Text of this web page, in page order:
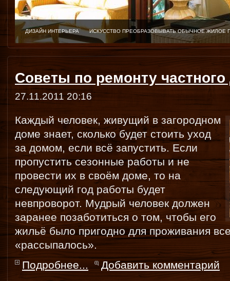
ДИЗАЙН ИНТЕРЬЕРА ИСКУССТВО ПРЕОБРАЗОВЫВАТЬ ОБЫЧНОЕ
Советы по ремонту
27.11.2011 20:16
Каждый человек, живущий в загородном
доме знает, сколько будет стоить уход
за домом, если всё запустить. Если
пропустить сезонные работы и не
провести их в своём доме, то на
следующий год работы будет
невпроворот. Мудрый человек должен
заранее позаботиться о том, чтобы его
жильё было пригодно для проживания
«рассыпалось».
Подробнее...
Добавить комментарий